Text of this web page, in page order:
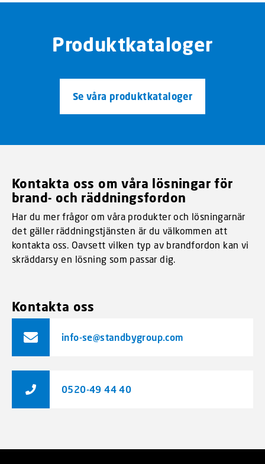
Produktkataloger
Se våra produktkataloger
Kontakta oss om våra lösningar för
brand- och räddningsfordon
Har du mer frågor om våra produkter och lösningarnär
det gäller räddningstjänsten är du välkommen att
kontakta oss. Oavsett vilken typ av brandfordon kan vi
skräddarsy en lösning som passar dig.
Kontakta oss
info-se@standbygroup.com
0520-49 44 40